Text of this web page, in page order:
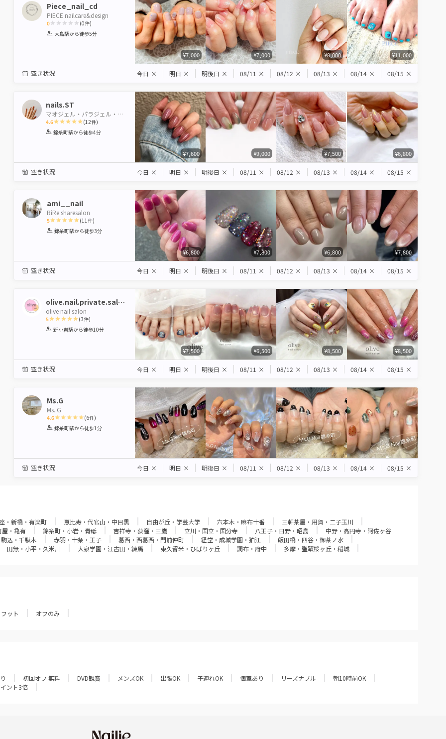
Piece_nail_cd
PIECE nailcare&design
0
1 2 3 4 5
(0件)
大島駅から徒歩5分
¥7,000 ¥7,000 ¥8,000 ¥11,000
空き状況 今日 × 明日 × 明後日 × 08/11 × 08/12 × 08/13 × 08/14 × 08/15 ×
nails.ST
マオジェル・パラジェル・シェラック
4.6
1 2 3 4 5
(12件)
錦糸町駅から徒歩4分
¥7,600 ¥9,000 ¥7,500 ¥6,800
空き状況 今日 × 明日 × 明後日 × 08/11 × 08/12 × 08/13 × 08/14 × 08/15 ×
ami__nail
RiRe sharesalon
5
1 2 3 4 5
(11 件)
錦糸町駅から徒歩3分
¥6,800 ¥7,800 ¥6,800 ¥7,800
空き状況 今日 × 明日 × 明後日 × 08/11 × 08/12 × 08/13 × 08/14 × 08/15 ×
olive.nail.private.salon
olive nail salon
5
1 2 3 4 5
(3件)
新小岩駅から徒歩10分
¥7,500 ¥6,500 ¥8,500 ¥8,500
空き状況 今日 × 明日 × 明後日 × 08/11 × 08/12 × 08/13 × 08/14 × 08/15 ×
Ms.G
Ms..G
4.6
1 2 3 4 5
(6件)
錦糸町駅から徒歩1分
空き状況 今日 × 明日 × 明後日 × 08/11 × 08/12 × 08/13 × 08/14 × 08/15 ×
・新橋・有楽町 恵比寿・代官山・中目黒 自由が丘・学芸大学 六本木・麻布十番
三軒茶屋・用賀・二子玉川
屋・亀有 錦糸町・小岩・青砥 吉祥寺・荻窪・三鷹 立川・国立・国分寺 八王子・日野・昭島
中野・高円寺・阿佐ヶ谷
込・千駄木 赤羽・十条・王子 葛西・西葛西・門前仲町 経堂・成城学園・狛江
飯田橋・四谷・御茶ノ水
田無・小平・久米川 大泉学園・江古田・練馬 東久留米・ひばりヶ丘 調布・府中 多摩・聖蹟桜ヶ丘・稲城
フット オフのみ
初回オフ 無料 DVD観賞 メンズOK 出張OK 子連れOK 個室あり リーズナブル
朝10時前OK
ント3倍